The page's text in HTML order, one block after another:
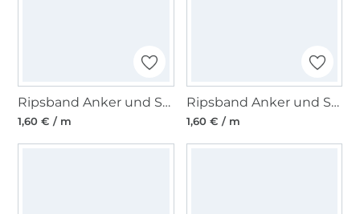
Ripsband Anker und Sterne, marine
1,60 € / m
Ripsband Anker und Sterne, rot
1,60 € / m